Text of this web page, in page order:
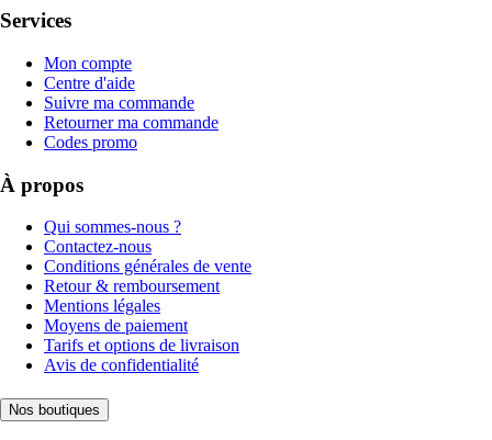
Services
Mon compte
Centre d'aide
Suivre ma commande
Retourner ma commande
Codes promo
À propos
Qui sommes-nous ?
Contactez-nous
Conditions générales de vente
Retour & remboursement
Mentions légales
Moyens de paiement
Tarifs et options de livraison
Avis de confidentialité
Nos boutiques